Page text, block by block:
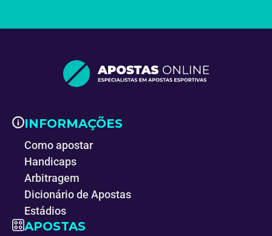
INFORMAÇÕES
Como apostar
Handicaps
Arbitragem
Dicionário de Apostas
Estádios
APOSTAS